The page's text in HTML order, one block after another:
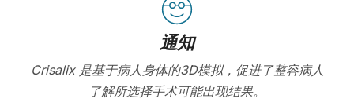
通知
Crisalix 是基于病人身体的3D模拟，促进了整容病人
了解所选择手术可能出现结果。